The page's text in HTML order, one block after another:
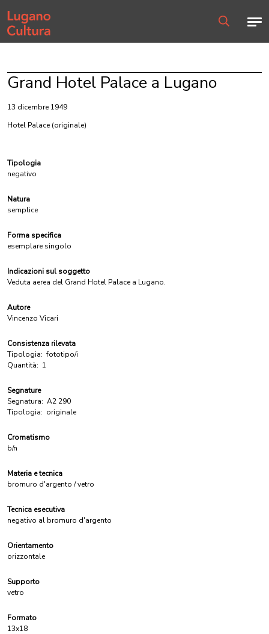
Home page
Grand Hotel Palace a Lugano
13 dicembre 1949
Hotel Palace (originale)
Tipologia
negativo
Natura
semplice
Forma specifica
esemplare singolo
Indicazioni sul soggetto
Veduta aerea del Grand Hotel Palace a Lugano.
Autore
Vincenzo Vicari
Consistenza rilevata
Tipologia: fototipo/i
Quantità: 1
Segnature
Segnatura: A2 290
Tipologia: originale
Cromatismo
b/n
Materia e tecnica
bromuro d'argento / vetro
Tecnica esecutiva
negativo al bromuro d'argento
Orientamento
orizzontale
Supporto
vetro
Formato
13x18